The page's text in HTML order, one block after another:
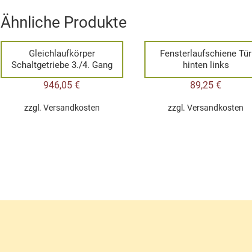
Ähnliche Produkte
Gleichlaufkörper
Schaltgetriebe 3./4. Gang
946,05€
zzgl. Versandkosten
Fensterlaufschiene Tür
hinten links
89,25€
zzgl.Versandkosten